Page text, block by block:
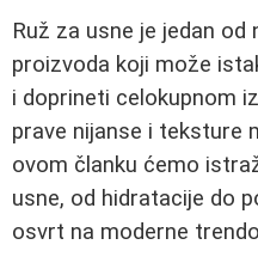
Ruž za usne je jedan
proizvoda koji može
i doprineti celokupnom
prave nijanse i teksture
ovom članku ćemo
usne, od hidratacije do
osvrt na moderne